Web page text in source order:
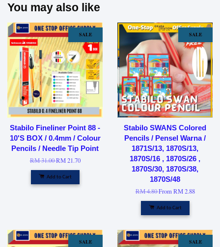
You may also like
SALE
Stabilo Fineliner Point 88 -
10'S BOX / 0.4mm / Colour
Pencils / Needle Tip Point
RM 31.00RM 21.70
Add to Cart
SALE
Stabilo SWANS Colored
Pencils / Pensel Warna /
1871S/13, 1870S/13,
1870S/16 , 1870S/26 ,
1870S/30, 1870S/38,
1870S/48
RM 4.80FromRM 2.88
Add to Cart
SALE SALE